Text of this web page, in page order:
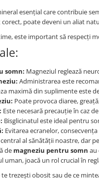
Size
1
1
esențial care contribuie
poate deveni un aliat
este important să respecți
somn: Magneziul reglează
Administrarea este
maximă din suplimente este
Poate provoca diaree,
Este necesară precauție în caz
Bisglicinatul este ideal pentru
Evitarea ecranelor,
al sănătății noastre, dar
de magneziu pentru somn au
uman, joacă un rol crucial în
trezești obosit sau de ce